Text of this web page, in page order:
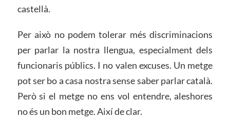
castellà.
Per això no podem tolerar més discriminacions
per parlar la nostra llengua, especialment dels
funcionaris públics. I no valen excuses. Un metge
pot ser bo a casa nostra sense saber parlar català.
Però si el metge no ens vol entendre, aleshores
no és un bon metge. Així de clar.